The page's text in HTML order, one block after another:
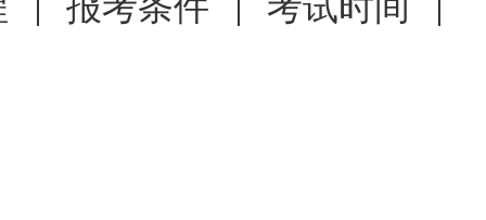
场确认工作，并提供毕业
12月26日下午下班前将初审